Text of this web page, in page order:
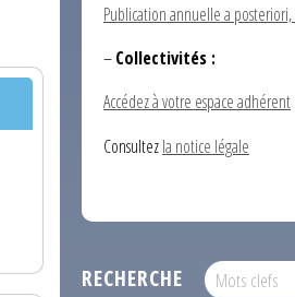
Publication annuelle a
–Collectivités :
Accédez à votre espace adhérent
Consultezla notice légale
RECHERCHE